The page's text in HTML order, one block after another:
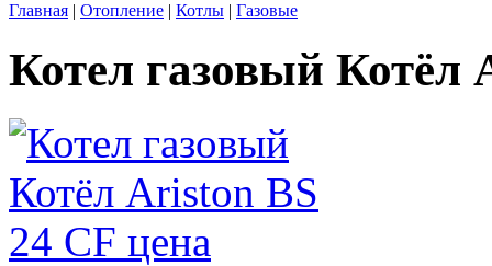
Главная | Отопление | Котлы | Газовые
Котел газовый Котёл